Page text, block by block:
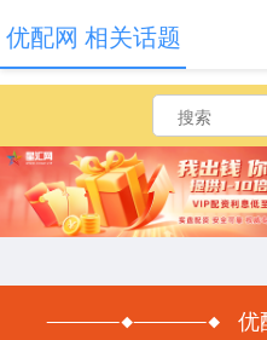
优
优配网 相关话题